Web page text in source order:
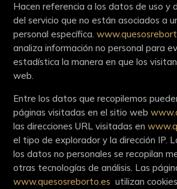
Hacen referencia a los datos de uso y
del servicio que no están asociados a
personal específica.
analiza información no personal para
estadística la manera en que los
web.
Entre los datos que recopilemos
páginas visitadas en el sitio web
las direcciones URL visitadas en
el tipo de explorador y la dirección IP.
los datos no personales se recopilan
otras tecnologías de análisis. Las
www.quesosreborto.es utilizan